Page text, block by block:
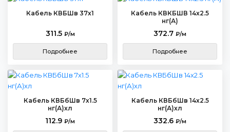
Кабель КВБШв 37х1
311.5 ₽/м
Подробнее
Кабель КВКБШВ 14х2.5
нг(А)
372.7 ₽/м
Подробнее
Кабель КВБбШв 7х1.5
нг(А)хл
112.9 ₽/м
Кабель КВБбШв 14х2.5
нг(А)хл
332.6 ₽/м